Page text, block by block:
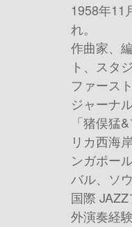
1958年11
れ。
作曲家、
ト、スタ
ファース
ジャーナ
「猪俣猛
リカ西海
ンガポー
バル、ソ
国際
外演奏経